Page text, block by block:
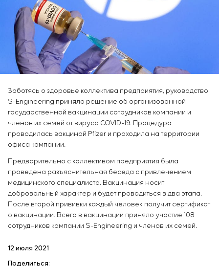
Сервисное обслуживание
Управление проектами
Аутсорсинг
Консалтинговые услуги
Индивидуальная разработка и испытания
щитового оборудования
управления
Разработка специальных алгоритмов
Разработка систем управления
Энергоаудит
Химическая промышленность
Цементная промышленность
Simoprime
Вакансии
Стажировка
Ветеранам
КОНТАКТЫ
Заботясь о здоровье коллектива предприятия, руководство
S-Engineering приняло решение об организованной
государственной вакцинации сотрудников компании и
членов их семей от вируса COVID-19. Процедура
проводилась вакциной Pfizer и проходила на территории
офиса компании.
Предварительно с коллективом предприятия была
проведена разъяснительная беседа с привлечением
медицинского специалиста. Вакцинация носит
добровольный характер и будет проводиться в два этапа.
После второй прививки каждый человек получит сертификат
о вакцинации. Всего в вакцинации приняло участие 108
сотрудников компании S-Engineering и членов их семей.
12 июля 2021
Поделиться: